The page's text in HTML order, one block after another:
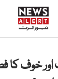
خوف کا